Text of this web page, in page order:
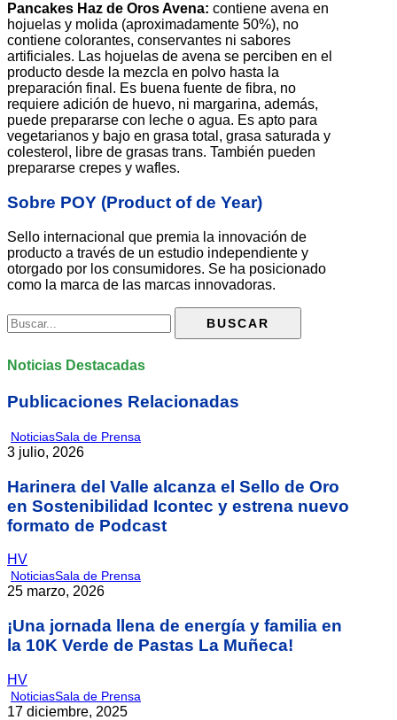
Pancakes Haz de Oros Avena: contiene avena en
hojuelas y molida (aproximadamente 50%), no
contiene colorantes, conservantes ni sabores
artificiales. Las hojuelas de avena se perciben en el
producto desde la mezcla en polvo hasta la
preparación final. Es buena fuente de fibra, no
requiere adición de huevo, ni margarina, además,
puede prepararse con leche o agua. Es apto para
vegetarianos y bajo en grasa total, grasa saturada y
colesterol, libre de grasas trans. También pueden
prepararse crepes y wafles.
Sobre POY (Product of de Year)
Sello internacional que premia la innovación de
producto a través de un estudio independiente y
otorgado por los consumidores. Se ha posicionado
como la marca de las marcas innovadoras.
Noticias Destacadas
Publicaciones Relacionadas
NoticiasSala de Prensa
3 julio, 2026
Harinera del Valle alcanza el Sello de Oro
en Sostenibilidad Icontec y estrena nuevo
formato de Podcast
HV
NoticiasSala de Prensa
25 marzo, 2026
¡Una jornada llena de energía y familia en
la 10K Verde de Pastas La Muñeca!
HV
NoticiasSala de Prensa
17 diciembre, 2025